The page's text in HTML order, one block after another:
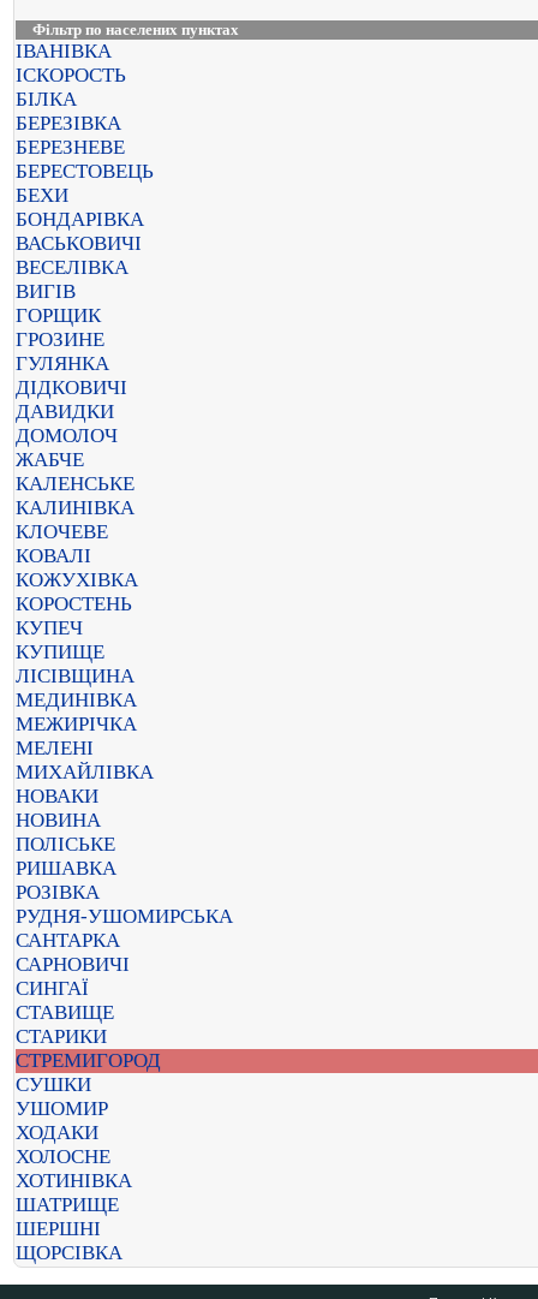
Фільтр по населених пунктах
ІВАНІВКА
ІСКОРОСТЬ
БІЛКА
БЕРЕЗІВКА
БЕРЕЗНЕВЕ
БЕРЕСТОВЕЦЬ
БЕХИ
БОНДАРІВКА
ВАСЬКОВИЧІ
ВЕСЕЛІВКА
ВИГІВ
ГОРЩИК
ГРОЗИНЕ
ГУЛЯНКА
ДІДКОВИЧІ
ДАВИДКИ
ДОМОЛОЧ
ЖАБЧЕ
КАЛЕНСЬКЕ
КАЛИНІВКА
КЛОЧЕВЕ
КОВАЛІ
КОЖУХІВКА
КОРОСТЕНЬ
КУПЕЧ
КУПИЩЕ
ЛІСІВЩИНА
МЕДИНІВКА
МЕЖИРІЧКА
МЕЛЕНІ
МИХАЙЛІВКА
НОВАКИ
НОВИНА
ПОЛІСЬКЕ
РИШАВКА
РОЗІВКА
РУДНЯ-УШОМИРСЬКА
САНТАРКА
САРНОВИЧІ
СИНГАЇ
СТАВИЩЕ
СТАРИКИ
СТРЕМИГОРОД
СУШКИ
УШОМИР
ХОДАКИ
ХОЛОСНЕ
ХОТИНІВКА
ШАТРИЩЕ
ШЕРШНІ
ЩОРСІВКА